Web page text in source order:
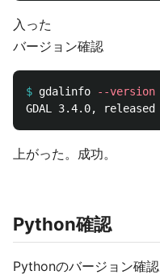
入った
バージョン確認
$ gdalinfo
--version
上がった。成功。
Python確認
Pythonのバージョン確認